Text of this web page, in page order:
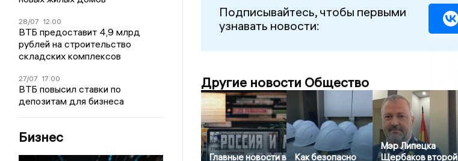
28/07 12:00
ВТБ предоставит 4,9 млрд
рублей на строительство
складских комплексов
27/07 17:00
ВТБ повысил ставки по
депозитам для бизнеса
Бизнес
Подписывайтесь, чтобы первыми
узнавать новости:
Другие новости Общество
Главные новости в
Как безопасно
Мэр Липецка
Щербаков второй